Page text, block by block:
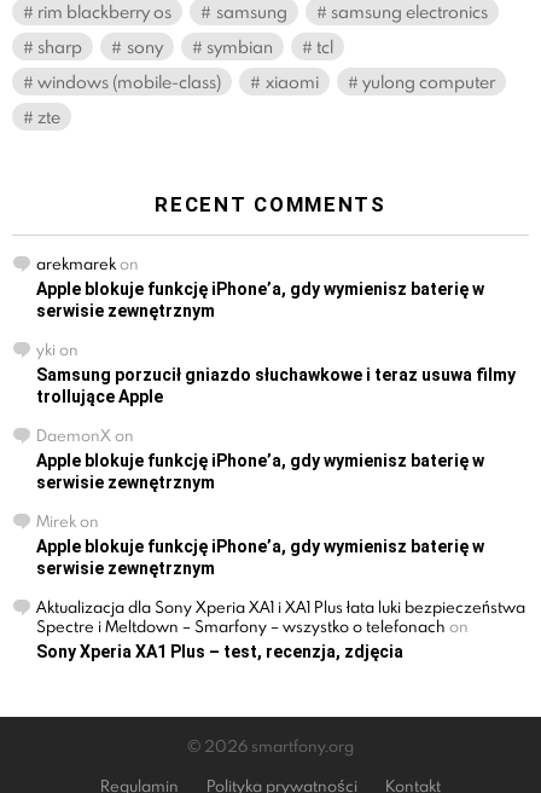
rim blackberry os
samsung
samsung electronics
sharp
sony symbian
tcl
windows (mobile-class)
xiaomi
yulong computer
zte
RECENT COMMENTS
arekmarekon
Apple blokuje funkcję iPhone’a, gdy wymienisz baterię w
serwisie zewnętrznym
yki on
Samsung porzucił gniazdo słuchawkowe i teraz usuwa filmy
trollujące Apple
DaemonX on
Apple blokuje funkcję iPhone’a, gdy wymienisz baterię w
serwisie zewnętrznym
Mirek on
Apple blokuje funkcję iPhone’a, gdy wymienisz baterię w
serwisie zewnętrznym
Aktualizacja dla Sony Xperia XA1 i XA1 Plus łata luki bezpieczeństwa
Spectre i Meltdown – Smarfony – wszystko o telefonach on
Sony Xperia XA1 Plus – test, recenzja, zdjęcia
© 2026 smartfony.org
Regulamin
Polityka prywatności Kontakt